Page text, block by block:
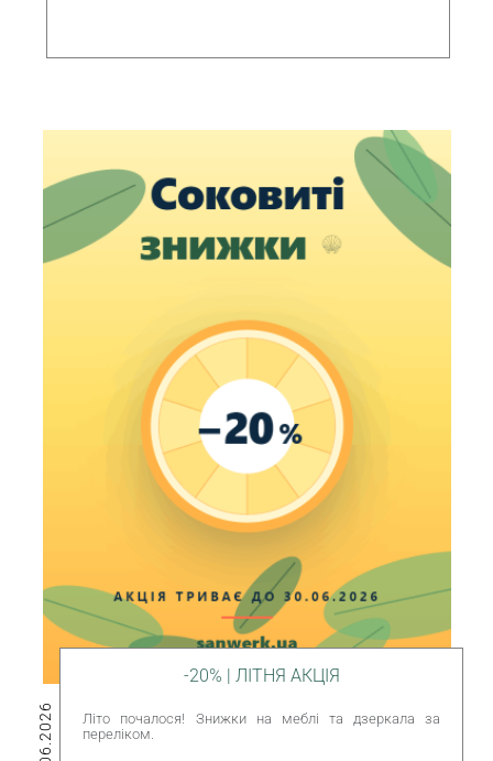
-20% | ЛІТНЯ АКЦІЯ
Літо почалося! Знижки на меблі та дзеркала за
переліком.